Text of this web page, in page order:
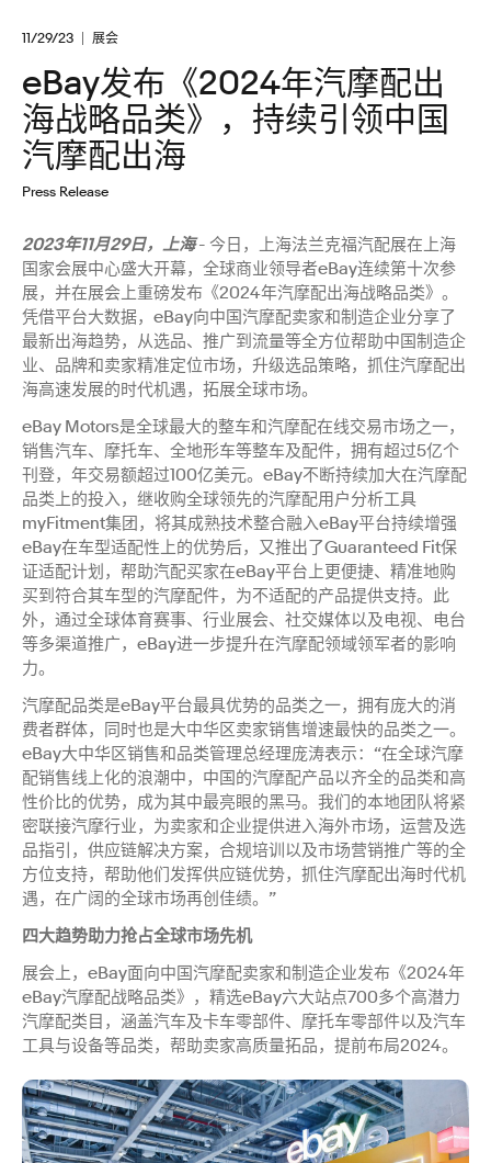
11/29/23 展会
eBay发布《2024年汽摩配出
海战略品类》，持续引领中国
汽摩配出海
Press Release
2023年11月29日，上海- 今日，上海法兰克福汽配展在上海
国家会展中心盛大开幕，全球商业领导者eBay连续第十次参
展，并在展会上重磅发布《2024年汽摩配出海战略品类》。
凭借平台大数据，eBay向中国汽摩配卖家和制造企业分享了
最新出海趋势，从选品、推广到流量等全方位帮助中国制造企
业、品牌和卖家精准定位市场，升级选品策略，抓住汽摩配出
海高速发展的时代机遇，拓展全球市场。
eBay Motors是全球最大的整车和汽摩配在线交易市场之一，
销售汽车、摩托车、全地形车等整车及配件，拥有超过5亿个
刊登，年交易额超过100亿美元。eBay不断持续加大在汽摩配
品类上的投入，继收购全球领先的汽摩配用户分析工具
myFitment集团，将其成熟技术整合融入eBay平台持续增强
eBay在车型适配性上的优势后，又推出了Guaranteed Fit保
证适配计划，帮助汽配买家在eBay平台上更便捷、精准地购
买到符合其车型的汽摩配件，为不适配的产品提供支持。此
外，通过全球体育赛事、行业展会、社交媒体以及电视、电台
等多渠道推广，eBay进一步提升在汽摩配领域领军者的影响
力。
汽摩配品类是eBay平台最具优势的品类之一，拥有庞大的消
费者群体，同时也是大中华区卖家销售增速最快的品类之一。
eBay大中华区销售和品类管理总经理庞涛表示：“在全球汽摩
配销售线上化的浪潮中，中国的汽摩配产品以齐全的品类和高
性价比的优势，成为其中最亮眼的黑马。我们的本地团队将紧
密联接汽摩行业，为卖家和企业提供进入海外市场，运营及选
品指引，供应链解决方案，合规培训以及市场营销推广等的全
方位支持，帮助他们发挥供应链优势，抓住汽摩配出海时代机
遇，在广阔的全球市场再创佳绩。”
四大趋势助力抢占全球市场先机
展会上，eBay面向中国汽摩配卖家和制造企业发布《2024年
eBay汽摩配战略品类》，精选eBay六大站点700多个高潜力
汽摩配类目，涵盖汽车及卡车零部件、摩托车零部件以及汽车
工具与设备等品类，帮助卖家高质量拓品，提前布局2024。